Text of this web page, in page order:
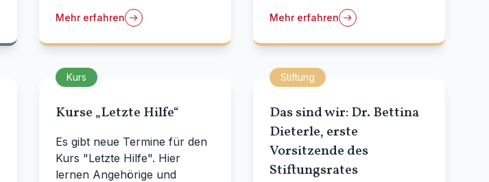
Mehr erfahren Mehr erfahren
Kurs
Kurse „Letzte Hilfe“
Es gibt neue Termine für den
Kurs "Letzte Hilfe". Hier
lernen Angehörige und
Stiftung
Das sind wir: Dr. Bettina
Dieterle, erste
Vorsitzende des
Stiftungsrates